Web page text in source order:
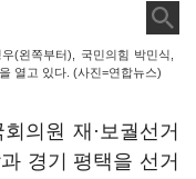
(왼쪽부터), 국민의힘 박민식,
열고 있다. (사진=연합뉴스)
의원 재·보궐선거
경기 평택을 선거